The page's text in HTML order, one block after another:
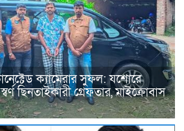
ক্যামেরার সুফল: যশোরে
ছিনতাইকারী গ্রেফতার, মাইক্রোবাস